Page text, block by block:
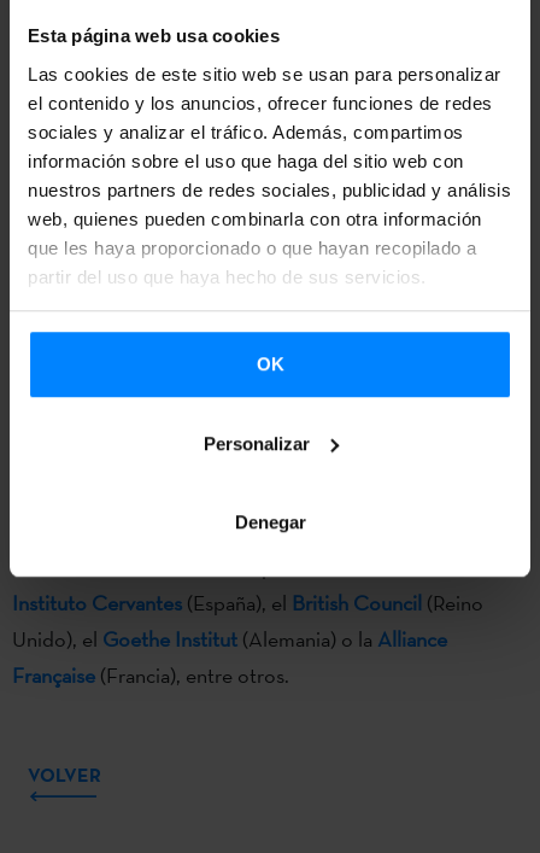
Esta página web usa cookies
Las cookies de este sitio web se usan para personalizar
el contenido y los anuncios, ofrecer funciones de redes
sociales y analizar el tráfico. Además, compartimos
información sobre el uso que haga del sitio web con
nuestros partners de redes sociales, publicidad y análisis
web, quienes pueden combinarla con otra información
que les haya proporcionado o que hayan recopilado a
partir del uso que haya hecho de sus servicios.
OK
Personalizar
Denegar
realizarán con las instituciones europeas.
EUNIC es la Red de Institutos Nacionales de Cultura de la
Unión Europea, cuyo objetivo es fomentar la colaboración
a nivel cultural entre los países europeos. Etxepare Euskal
Institutua forma parte de él desde 2015, siendo el primer
miembro que no representa a un Estado de la Unión
Europea en incorporarse a la red, y desde entonces trabaja
en la búsqueda de oportunidades a nivel internacional
para el sector cultural y creativo vasco, siempre en línea
con la estrategia de la diplomacia cultural europea. A
través de su participación en la red EUNIC, Etxepare
Euskal Institutua ha participado este año en eventos en
livre y en el festival de poesía Transpoesie.
La red
Instituto Cervantes (España), el British Council (Reino
Unido), el Goethe Institut (Alemania) o la Alliance
Française (Francia), entre otros.
VOLVER